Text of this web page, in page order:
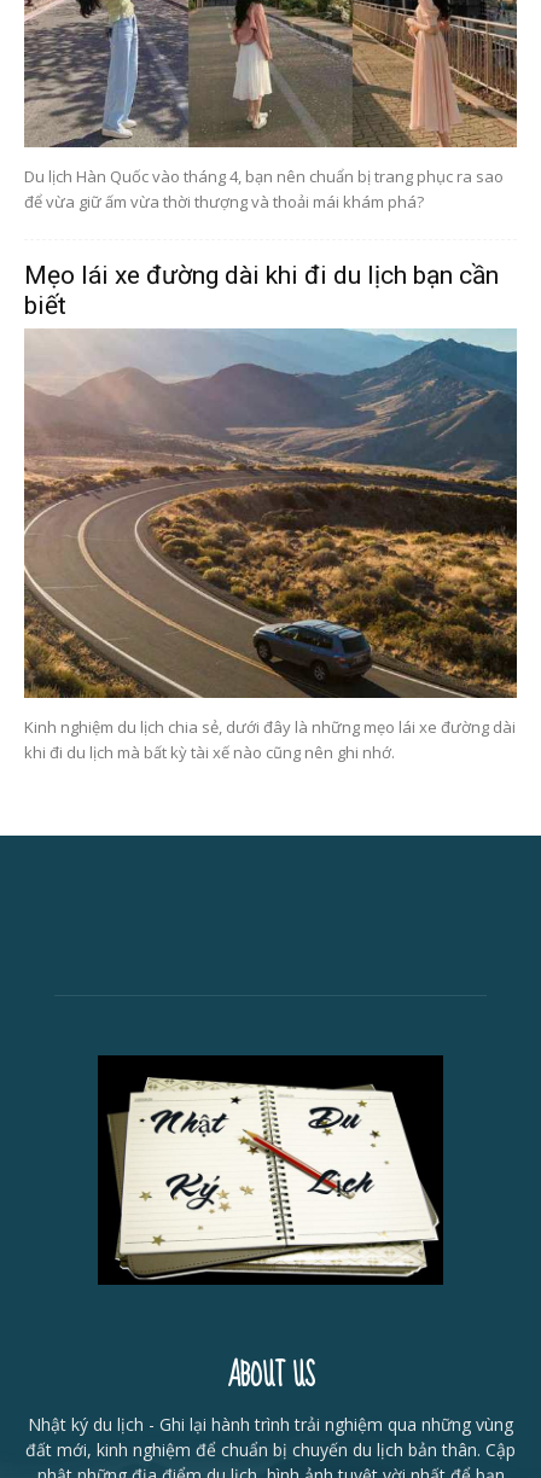
Du lịch Hàn Quốc vào tháng 4, bạn nên chuẩn bị trang phục ra sao
để vừa giữ ấm vừa thời thượng và thoải mái khám phá?
Mẹo lái xe đường dài khi đi du lịch bạn cần
biết
Kinh nghiệm du lịch chia sẻ, dưới đây là những mẹo lái xe đường dài
khi đi du lịch mà bất kỳ tài xế nào cũng nên ghi nhớ.
ABOUT US
Nhật ký du lịch - Ghi lại hành trình trải nghiệm qua những vùng
đất mới, kinh nghiệm để chuẩn bị chuyến du lịch bản thân. Cập